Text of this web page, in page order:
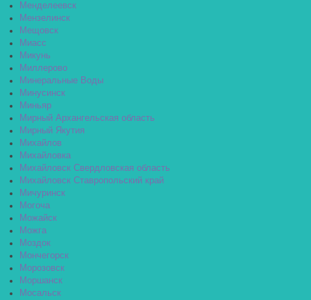
Менделеевск
Мензелинск
Мещовск
Миасс
Микунь
Миллерово
Минеральные Воды
Минусинск
Миньяр
Мирный Архангельская область
Мирный Якутия
Михайлов
Михайловка
Михайловск Свердловская область
Михайловск Ставропольский край
Мичуринск
Могоча
Можайск
Можга
Моздок
Мончегорск
Морозовск
Моршанск
Мосальск